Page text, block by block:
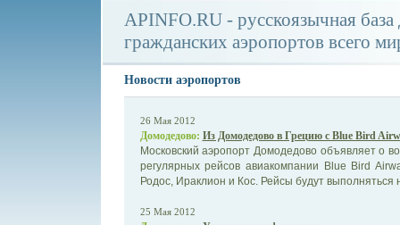
APINFO.RU - русскоязычная
гражданских аэропортов всего
Новости аэропортов
26 Мая 2012
Домодедово: Из Домодедово в Грецию с Blue Bird
Московский аэропорт Домодедово объявляет о
регулярных рейсов авиакомпании Blue Bird
Родос, Ираклион и Кос. Рейсы будут выполняться
25 Мая 2012